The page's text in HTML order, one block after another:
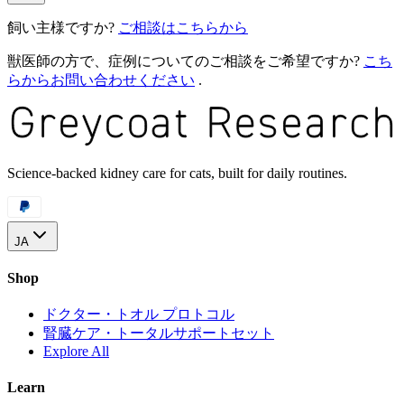
飼い主様ですか? ご相談はこちらから
獣医師の方で、症例についてのご相談をご希望ですか? こち
らからお問い合わせください .
Science-backed kidney care for cats, built for daily routines.
JA
Shop
ドクター・トオル プロトコル
腎臓ケア・トータルサポートセット
Explore All
Learn